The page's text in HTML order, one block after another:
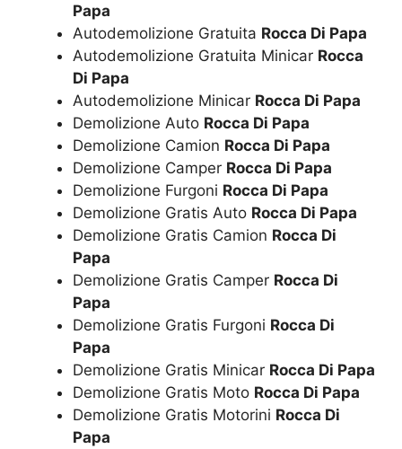
Papa
Autodemolizione Gratuita Rocca Di Papa
Autodemolizione Gratuita Minicar Rocca
Di Papa
Autodemolizione Minicar Rocca Di Papa
Demolizione Auto Rocca Di Papa
Demolizione Camion Rocca Di Papa
Demolizione Camper Rocca Di Papa
Demolizione Furgoni Rocca Di Papa
Demolizione Gratis Auto Rocca Di Papa
Demolizione Gratis Camion Rocca Di
Papa
Demolizione Gratis Camper Rocca Di
Papa
Demolizione Gratis Furgoni Rocca Di
Papa
Demolizione Gratis Minicar Rocca Di Papa
Demolizione Gratis Moto Rocca Di Papa
Demolizione Gratis Motorini Rocca Di
Papa